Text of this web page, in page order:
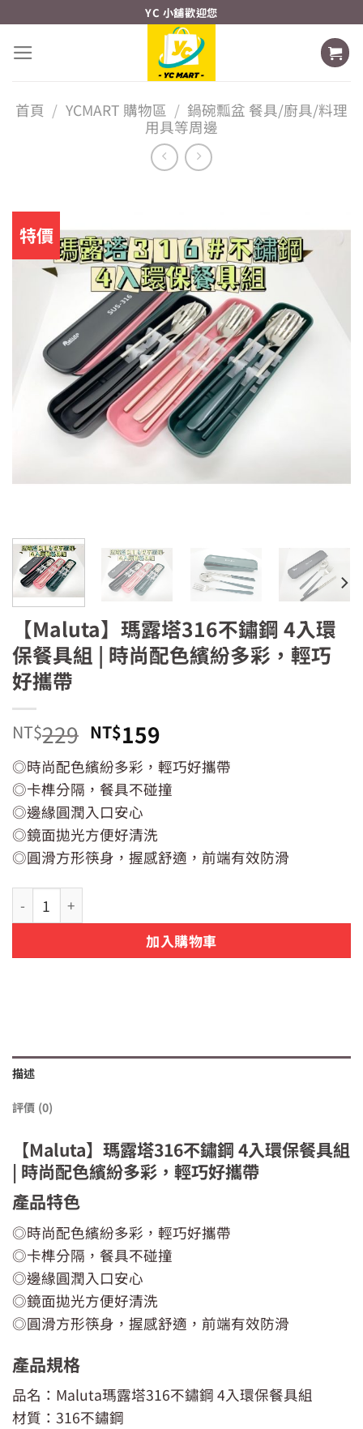
content
YC 小舖歡迎您
首頁 / YCMART 購物區 / 鍋碗瓢盆 餐具/廚具/料理
用具等周邊
特價
【Maluta】瑪露塔316不鏽鋼 4入環
保餐具組 | 時尚配色繽紛多彩，輕巧
好攜帶
NT$229 原
始
價
格：
NT$229。
NT$159目
前
價
格：
◎時尚配色繽紛多彩，輕巧好攜帶
◎卡榫分隔，餐具不碰撞
◎邊緣圓潤入口安心
◎鏡面拋光方便好清洗
◎圓滑方形筷身，握感舒適，前端有效防滑
【Maluta】瑪露塔316不鏽鋼 4入環保餐具組 | 時尚配色繽
加入購物車
描述
評價 (0)
【Maluta】瑪露塔316不鏽鋼 4入環保餐具組
| 時尚配色繽紛多彩，輕巧好攜帶
產品特色
◎時尚配色繽紛多彩，輕巧好攜帶
◎卡榫分隔，餐具不碰撞
◎邊緣圓潤入口安心
◎鏡面拋光方便好清洗
◎圓滑方形筷身，握感舒適，前端有效防滑
產品規格
品名：Maluta瑪露塔316不鏽鋼 4入環保餐具組
材質：316不鏽鋼